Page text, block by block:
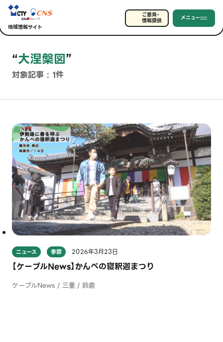
地域情報サイト
ご意見・
情報提供 メニュー
“大涅槃図”
対象記事 : 1件
ニュース 季節 2026年3月23日
【ケーブルNews】かんべの寝釈迦まつり
ケーブルNews / 三重 / 鈴鹿